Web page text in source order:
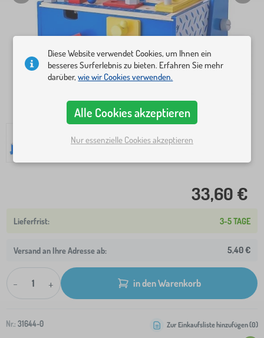
33,60 €
3-5 TAGE
Versand an Ihre Adresse ab: 5,40 €
- + in den Warenkorb
Nr.: 31644-0 Zur Einkaufsliste hinzufügen (0)
Diese Website verwendet Cookies, um Ihnen ein
besseres Surferlebnis zu bieten. Erfahren Sie mehr
darüber,wie wir Cookies verwenden.
Alle Cookies akzeptieren
Nur essenzielle Cookies akzeptieren